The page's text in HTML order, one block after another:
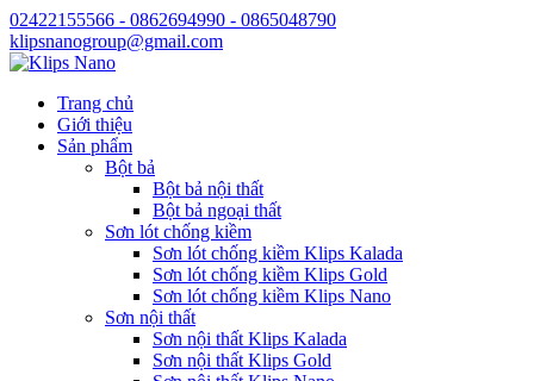
02422155566 - 0862694990 - 0865048790
klipsnanogroup@gmail.com
Trang chủ
Giới thiệu
Sản phẩm
Bột bả
Bột bả nội thất
Bột bả ngoại thất
Sơn lót chống kiềm
Sơn lót chống kiềm Klips Kalada
Sơn lót chống kiềm Klips Gold
Sơn lót chống kiềm Klips Nano
Sơn nội thất
Sơn nội thất Klips Kalada
Sơn nội thất Klips Gold